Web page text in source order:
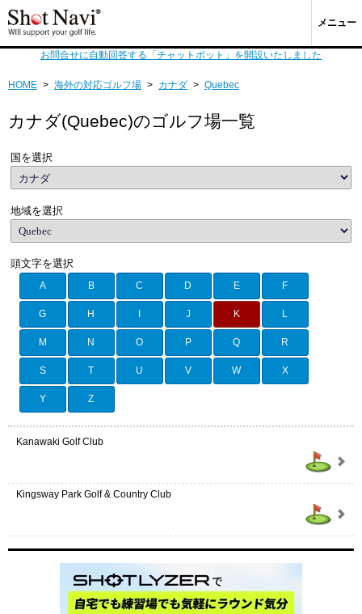
メニュー
お問合せに自動回答する「チャットボット」を開設いたしました
HOME > 海外の対応ゴルフ場 > カナダ > Quebec
カナダ(Quebec)のゴルフ場一覧
国を選択
地域を選択
頭文字を選択
A B C D E F
G H J K
M N O P Q R
S T U V W X
Y Z
Kanawaki Golf Club
Kingsway Park Golf & Country Club